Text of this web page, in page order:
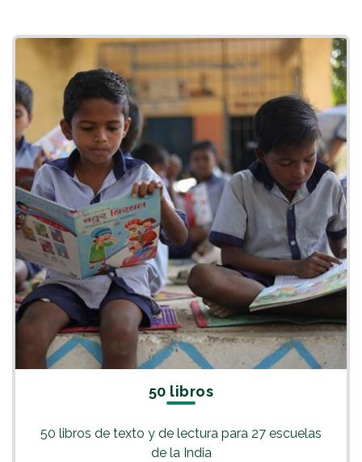
50 libros
50 libros de texto y de lectura para 27 escuelas
de la India